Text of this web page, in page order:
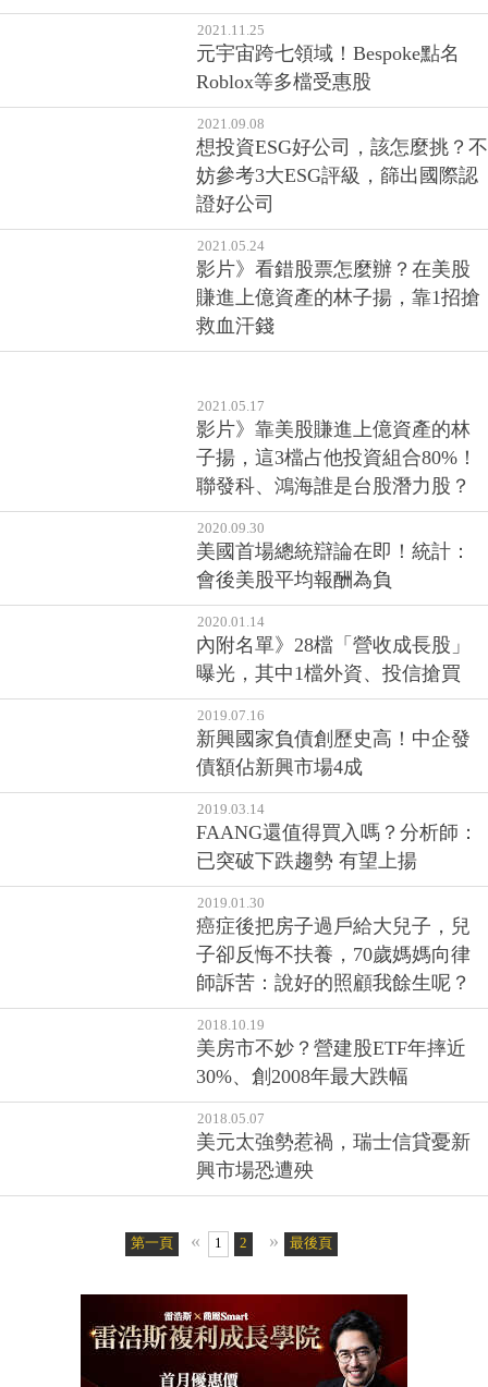
2021.11.25
元宇宙跨七領域！Bespoke點名
Roblox等多檔受惠股
2021.09.08
想投資ESG好公司，該怎麼挑？不
妨參考3大ESG評級，篩出國際認
證好公司
2021.05.24
影片》看錯股票怎麼辦？在美股
賺進上億資產的林子揚，靠1招搶
救血汗錢
2021.05.17
影片》靠美股賺進上億資產的林
子揚，這3檔占他投資組合80%！
聯發科、鴻海誰是台股潛力股？
2020.09.30
美國首場總統辯論在即！統計：
會後美股平均報酬為負
2020.01.14
內附名單》28檔「營收成長股」
曝光，其中1檔外資、投信搶買
2019.07.16
新興國家負債創歷史高！中企發
債額佔新興市場4成
2019.03.14
FAANG還值得買入嗎？分析師：
已突破下跌趨勢 有望上揚
2019.01.30
癌症後把房子過戶給大兒子，兒
子卻反悔不扶養，70歲媽媽向律
師訴苦：說好的照顧我餘生呢？
2018.10.19
美房市不妙？營建股ETF年摔近
30%、創2008年最大跌幅
2018.05.07
美元太強勢惹禍，瑞士信貸憂新
興市場恐遭殃
第一頁 « 1 2 » 最後頁